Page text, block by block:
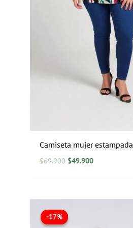
Camiseta mujer estampada
$69.900 $49.900
-17%
-17%
precio
original